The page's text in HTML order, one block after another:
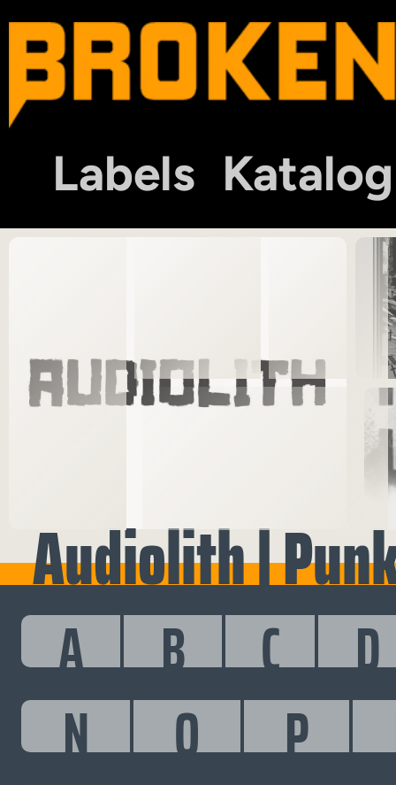
Labels Katalog
Audiolith |
A B C
D
N
O P